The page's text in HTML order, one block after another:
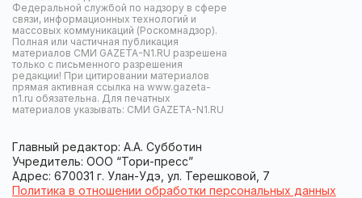
Федеральной службой по надзору в сфере
связи, информационных технологий и
массовых коммуникаций (Роскомнадзор).
Полная или частичная публикация
материалов СМИ GAZETA-N1.RU разрешена
только с письменного разрешения
редакции! При цитировании материалов
прямая активная ссылка на www.gazeta-
n1.ru обязательна. Для печатных
материалов указывать: СМИ GAZETA-N1.RU
Главный редактор: А.А. Субботин
Учредитель: ООО “Тори-пресс”
Адрес: 670031 г. Улан-Удэ, ул. Терешковой, 7
Политика в отношении обработки персональных данных